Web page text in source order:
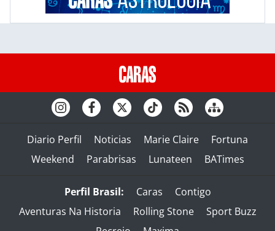
Diario Perfil Noticias Marie Claire
Fortuna
Weekend
Parabrisas Lunateen BATimes
Perfil Brasil: Caras
Contigo
Aventuras Na Historia
Rolling Stone
Sport Buzz